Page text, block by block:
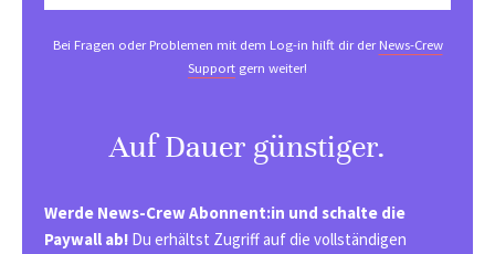
Bei Fragen oder Problemen mit dem Log-in hilft dir derNews-Crew
Support gern weiter!
Auf Dauer günstiger.
Werde News-Crew Abonnent:in und schalte die
Paywall ab! Du erhältst Zugriff auf die vollständigen